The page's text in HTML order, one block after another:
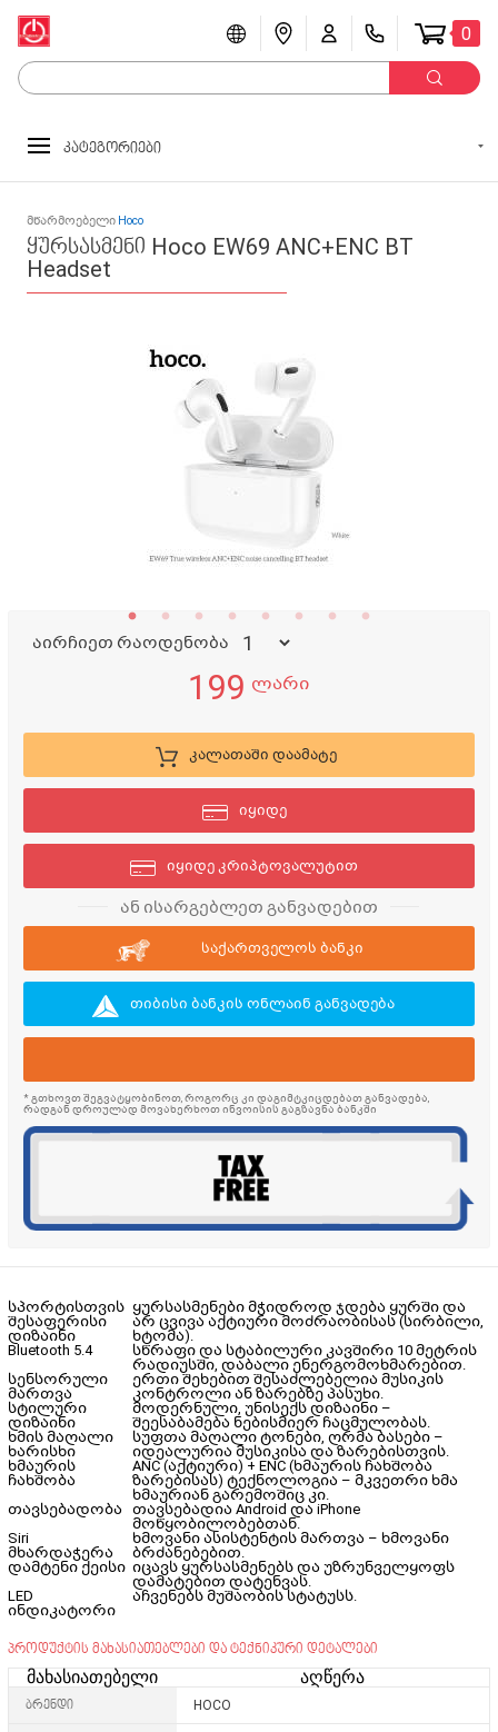
0
კატეგორიები
მწარმოებელი Hoco
ყურსასმენი Hoco EW69 ANC+ENC BT
Headset
აირჩიეთ რაოდენობა
199 ლარი
კალათაში დაამატე
იყიდე
იყიდე კრიპტოვალუტით
ან ისარგებლეთ განვადებით
საქართველოს ბანკი
თიბისი ბანკის ონლაინ განვადება
* გთხოვთ შეგვატყობინოთ, როგორც კი დაგიმტკიცდებათ განვადება,
რადგან დროულად მოვახერხოთ ინვოისის გაგზავნა ბანკში
სპორტისთვის
შესაფერისი
დიზაინი
ყურსასმენები მჭიდროდ ჯდება ყურში და
არ ცვივა აქტიური მოძრაობისას (სირბილი,
ხტომა).
Bluetooth 5.4
სწრაფი და სტაბილური კავშირი 10 მეტრის
რადიუსში, დაბალი ენერგომოხმარებით.
სენსორული
მართვა
ერთი შეხებით შესაძლებელია მუსიკის
კონტროლი ან ზარებზე პასუხი.
სტილური
დიზაინი
მოდერნული, უნისექს დიზაინი –
შეესაბამება ნებისმიერ ჩაცმულობას.
ხმის მაღალი
ხარისხი
სუფთა მაღალი ტონები, ღრმა ბასები –
იდეალურია მუსიკისა და ზარებისთვის.
ხმაურის
ჩახშობა
ANC (აქტიური) + ENC (ხმაურის ჩახშობა
ზარებისას) ტექნოლოგია – მკვეთრი ხმა
ხმაურიან გარემოშიც კი.
თავსებადობა
თავსებადია Android და iPhone
მოწყობილობებთან.
Siri
მხარდაჭერა
ხმოვანი ასისტენტის მართვა – ხმოვანი
ბრძანებებით.
დამტენი ქეისი იცავს ყურსასმენებს და უზრუნველყოფს
დამატებით დატენვას.
LED
ინდიკატორი
აჩვენებს მუშაობის სტატუსს.
პროდუქტის მახასიათებლები და ტექნიკური დეტალები
მახასიათებელი აღწერა
ბრენდი HOCO